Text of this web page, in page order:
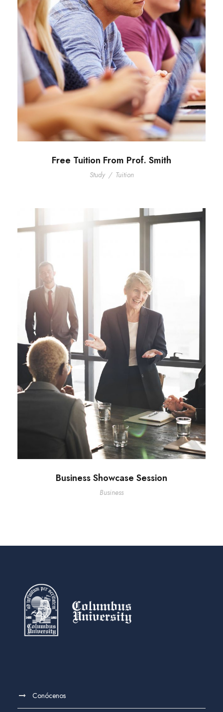
Free Tuition From Prof. Smith
Study / Tuition
Business Showcase Session
Business
Conócenos